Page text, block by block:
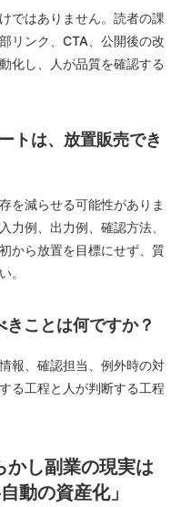
ではありません。読者の課
リンク、CTA、公開後の改
化し、人が品質を確認する
トは、放置販売でき
を減らせる可能性がありま
力例、出力例、確認方法、
から放置を目標にせず、質
。
ことは何ですか？
報、確認担当、例外時の対
る工程と人が判断する工程
かし副業の現実は
動の資産化」